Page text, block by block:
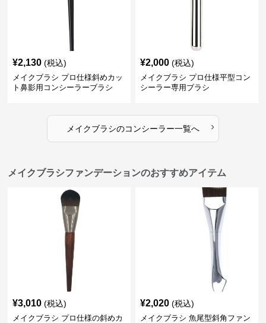
¥2,130 (税込)
メイクブラシ プロ仕様斜めカッ
ト鼻影用コンシーラーブラシ
¥2,000 (税込)
メイクブラシ プロ仕様平型コン
シーラー専用ブラシ
メイクブラシのコンシーラー一覧へ ›
メイクブラシファンデーションのおすすめアイテム
¥3,010 (税込)
メイクブラシ プロ仕様の斜めカ
¥2,020 (税込)
メイクブラシ 魚尾型斜角ファン